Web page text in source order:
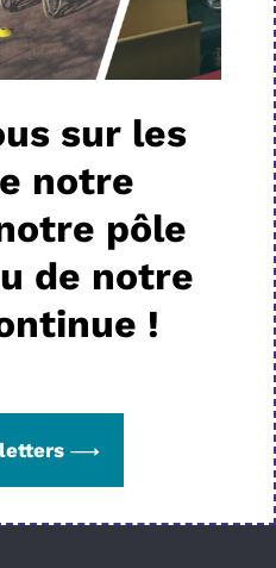
sur les
notre
pôle
de notre
!